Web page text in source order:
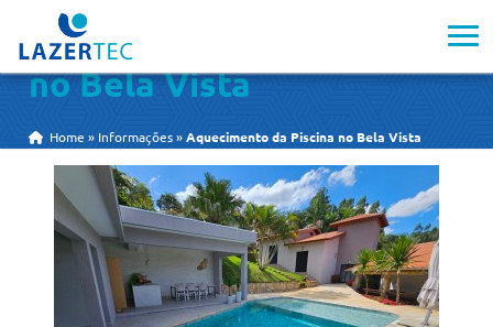
Aquecimento da Piscina
no Bela Vista
Home » Informações »Aquecimento da Piscina no Bela Vista